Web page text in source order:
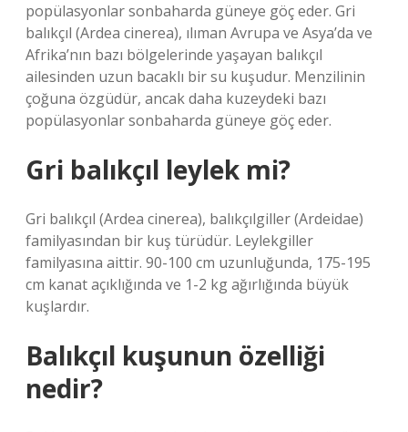
popülasyonlar sonbaharda güneye göç eder. Gri
balıkçıl (Ardea cinerea), ılıman Avrupa ve Asya’da ve
Afrika’nın bazı bölgelerinde yaşayan balıkçıl
ailesinden uzun bacaklı bir su kuşudur. Menzilinin
çoğuna özgüdür, ancak daha kuzeydeki bazı
popülasyonlar sonbaharda güneye göç eder.
Gri balıkçıl leylek mi?
Gri balıkçıl (Ardea cinerea), balıkçılgiller (Ardeidae)
familyasından bir kuş türüdür. Leylekgiller
familyasına aittir. 90-100 cm uzunluğunda, 175-195
cm kanat açıklığında ve 1-2 kg ağırlığında büyük
kuşlardır.
Balıkçıl kuşunun özelliği
nedir?